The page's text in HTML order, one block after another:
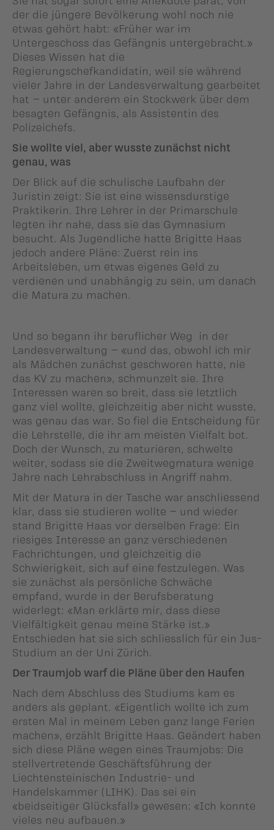
der die jüngere Bevölkerung wohl noch nie
etwas gehört habt: «Früher war im
Untergeschoss das Gefängnis untergebracht.»
Dieses Wissen hat die
Regierungschefkandidatin, weil sie während
vieler Jahre in der Landesverwaltung gearbeitet
hat – unter anderem ein Stockwerk über dem
besagten Gefängnis, als Assistentin des
Polizeichefs.
Sie wollte viel, aber wusste zunächst nicht
genau, was
Der Blick auf die schulische Laufbahn der
Juristin zeigt: Sie ist eine wissensdurstige
Praktikerin. Ihre Lehrer in der Primarschule
legten ihr nahe, dass sie das Gymnasium
besucht. Als Jugendliche hatte Brigitte Haas
jedoch andere Pläne: Zuerst rein ins
Arbeitsleben, um etwas eigenes Geld zu
verdienen und unabhängig zu sein, um danach
die Matura zu machen.
Und so begann ihr beruflicher Weg in der
Landesverwaltung – «und das, obwohl ich mir
als Mädchen zunächst geschworen hatte, nie
das KV zu machen», schmunzelt sie. Ihre
Interessen waren so breit, dass sie letztlich
ganz viel wollte, gleichzeitig aber nicht wusste,
was genau das war. So fiel die Entscheidung für
die Lehrstelle, die ihr am meisten Vielfalt bot.
Doch der Wunsch, zu maturieren, schwelte
weiter, sodass sie die Zweitwegmatura wenige
Jahre nach Lehrabschluss in Angriff nahm.
Mit der Matura in der Tasche war anschliessend
klar, dass sie studieren wollte – und wieder
stand Brigitte Haas vor derselben Frage: Ein
riesiges Interesse an ganz verschiedenen
Fachrichtungen, und gleichzeitig die
Schwierigkeit, sich auf eine festzulegen. Was
sie zunächst als persönliche Schwäche
empfand, wurde in der Berufsberatung
widerlegt: «Man erklärte mir, dass diese
Vielfältigkeit genau meine Stärke ist.»
Entschieden hat sie sich schliesslich für ein Jus-
Studium an der Uni Zürich.
Der Traumjob warf die Pläne über den Haufen
Nach dem Abschluss des Studiums kam es
anders als geplant. «Eigentlich wollte ich zum
ersten Mal in meinem Leben ganz lange Ferien
machen», erzählt Brigitte Haas. Geändert haben
sich diese Pläne wegen eines Traumjobs: Die
stellvertretende Geschäftsführung der
Liechtensteinischen Industrie- und
Handelskammer (LIHK). Das sei ein
«beidseitiger Glücks­fall» gewesen: «Ich konnte
vieles neu aufbauen.»